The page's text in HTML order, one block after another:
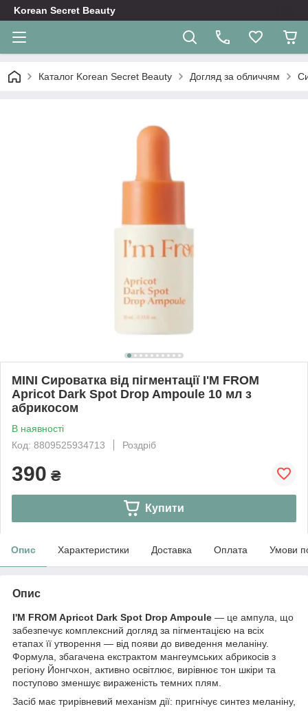
Korean Secret Beauty
Каталог Korean Secret Beauty Догляд за обличчям
MINI Сироватка від пігментації I'M FROM
Apricot Dark Spot Drop Ampoule 10 мл з
абрикосом
В наявності
Код: 8809525934713
Роздріб
390 ₴
Купити
Опис Характеристики Доставка Оплата Умови
Опис
I'M FROM Apricot Dark Spot Drop Ampoule — це ампула, що
забезпечує комплексний догляд за пігментацією на всіх
етапах її утворення — від появи до виведення меланіну.
Формула, збагачена екстрактом мангеумських абрикосів з
регіону Йонгчхон, активно освітлює, вирівнює тон шкіри та
поступово зменшує вираженість темних плям.
Засіб має трирівневий механізм дії: пригнічує синтез меланіну,